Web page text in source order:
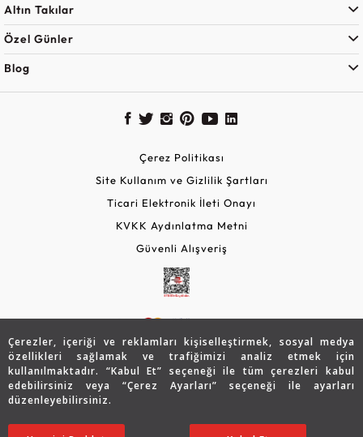
Çerezler, içeriği ve reklamları kişiselleştirmek, sosyal medya
özellikleri sağlamak ve trafiğimizi analiz etmek için
kullanılmaktadır. “Kabul Et” seçeneği ile tüm çerezleri kabul
edebilirsiniz veya “Çerez Ayarları” seçeneği ile ayarları
düzenleyebilirsiniz.
Altın Takılar
Özel Günler
Blog
© 2026 Assos Diamond
Çerez Politikası
Site Kullanım ve Gizlilik Şartları
Ticari Elektronik İleti Onayı
KVKK Aydınlatma Metni
Güvenli Alışveriş